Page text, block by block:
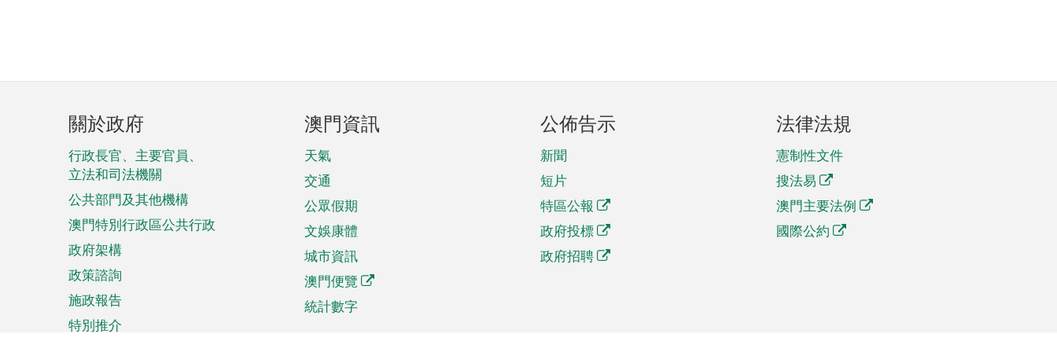
頁
腳
菜
單
關於政府
行政長官、主要官員、
立法和司法機關
公共部門及其他機構
澳門特別行政區公共行政
政府架構
政策諮詢
施政報告
特別推介
澳門資訊
天氣
交通
公眾假期
文娛康體
城市資訊
澳門便覽
統計數字
公佈告示
新聞
短片
特區公報
政府投標
政府招聘
法律法規
憲制性文件
搜法易
澳門主要法例
國際公約